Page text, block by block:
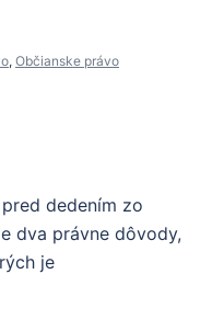
, Občianske právo
dedením zo
dva právne dôvody,
je